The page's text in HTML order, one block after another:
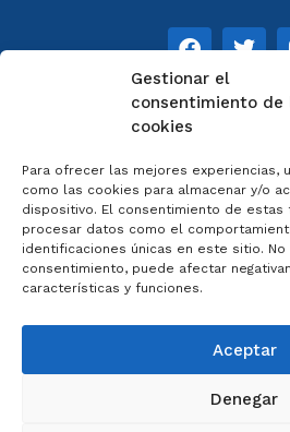
Gestionar el
consentimiento de
cookies
Para ofrecer las mejores experiencias,
como las cookies para almacenar y/o
dispositivo. El consentimiento de
procesar datos como el
identificaciones únicas en este sitio.
consentimiento, puede afectar
características y funciones.
Aceptar
Denegar
Aviso legal
Política de
Cookies
Condiciones